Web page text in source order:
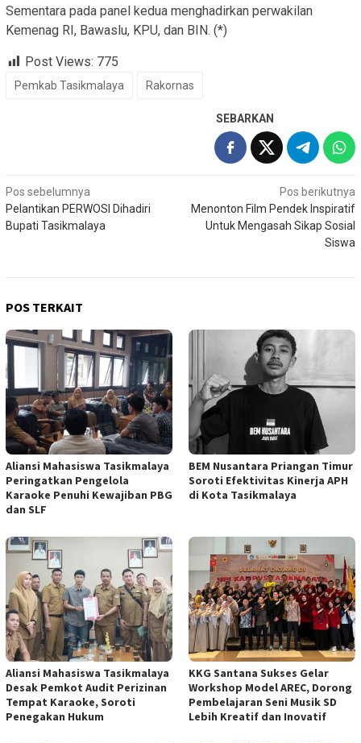
Sementara pada panel kedua menghadirkan perwakilan
Kemenag RI, Bawaslu, KPU, dan BIN. (*)
Post Views: 775
Pemkab Tasikmalaya Rakornas
SEBARKAN
Navigasi
pos
Pos sebelumnya
Pelantikan PERWOSI Dihadiri
Bupati Tasikmalaya
Pos berikutnya
Menonton Film Pendek Inspiratif
Untuk Mengasah Sikap Sosial
Siswa
POS TERKAIT
Aliansi Mahasiswa Tasikmalaya
Peringatkan Pengelola
Karaoke Penuhi Kewajiban PBG
dan SLF
BEM Nusantara Priangan Timur
Soroti Efektivitas Kinerja APH
di Kota Tasikmalaya
Aliansi Mahasiswa Tasikmalaya
Desak Pemkot Audit Perizinan
Tempat Karaoke, Soroti
Penegakan Hukum
KKG Santana Sukses Gelar
Workshop Model AREC, Dorong
Pembelajaran Seni Musik SD
Lebih Kreatif dan Inovatif